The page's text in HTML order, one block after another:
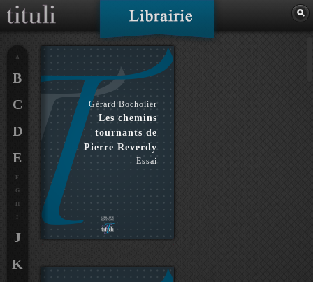
Gérard Bocholier
Les chemins
tournants de
Pierre Reverdy
Essai
A
B
C
D
E
F
G
H
J
K